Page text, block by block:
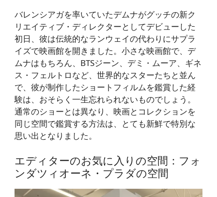
バレンシアガを率いていたデムナがグッチの新ク
リエイティブ・ディレクターとしてデビューした
初日、彼は伝統的なランウェイの代わりにサプラ
イズで映画館を開きました。小さな映画館で、デ
ムナはもちろん、BTSジーン、デミ・ムーア、ギネ
ス・フェルトロなど、世界的なスターたちと並ん
で、彼が制作したショートフィルムを鑑賞した経
験は、おそらく一生忘れられないものでしょう。
通常のショーとは異なり、映画とコレクションを
同じ空間で鑑賞する方法は、とても新鮮で特別な
思い出となりました。
エディターのお気に入りの空間：フォ
ンダツィオーネ・プラダの空間